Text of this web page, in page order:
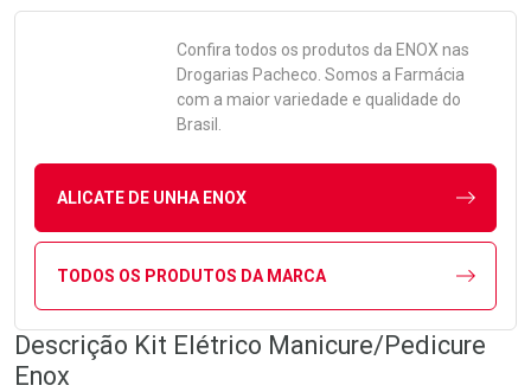
Confira todos os produtos da ENOX nas
Drogarias Pacheco. Somos a Farmácia
com a maior variedade e qualidade do
Brasil.
ALICATE DE UNHA ENOX
TODOS OS PRODUTOS DA MARCA
Descrição Kit Elétrico Manicure/Pedicure
Enox